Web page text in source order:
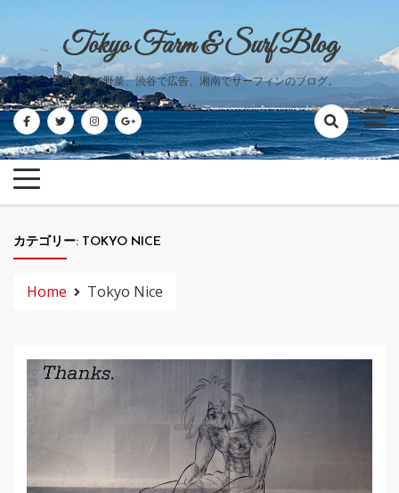
content
Tokyo Farm & Surf Blog
世田谷で野菜、渋谷で広告、湘南でサーフィンのブログ。
カテゴリー: TOKYO NICE
Home Tokyo Nice